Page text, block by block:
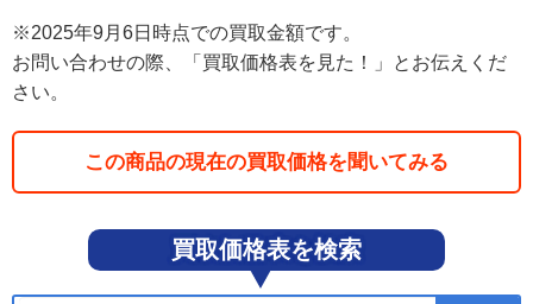
※2025年9月6日時点での買取金額です。
お問い合わせの際、「買取価格表を見た！」とお伝えくだ
さい。
この商品の現在の買取価格を聞いてみる
買取価格表を検索